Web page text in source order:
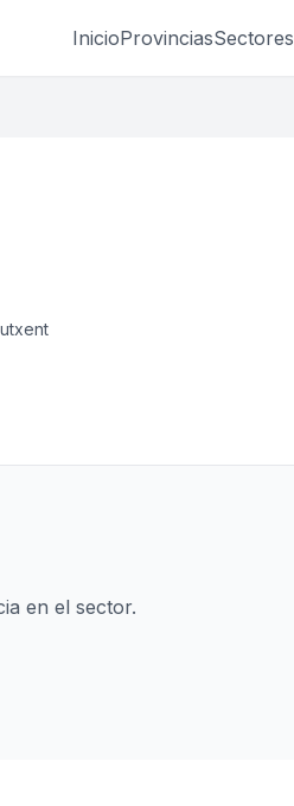
InicioProvinciasSectores
en el sector.